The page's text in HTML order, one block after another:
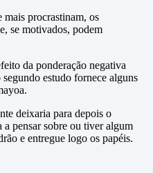
mais procrastinam, os
se motivados, podem
da ponderação negativa
estudo fornece alguns
deixaria para depois o
a pensar sobre ou tiver algum
e entregue logo os papéis.